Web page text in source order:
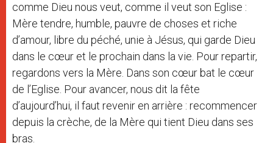
comme Dieu nous veut, comme il veut son Eglise :
Mère tendre, humble, pauvre de choses et riche
d’amour, libre du péché, unie à Jésus, qui garde Dieu
dans le cœur et le prochain dans la vie. Pour repartir,
regardons vers la Mère. Dans son cœur bat le cœur
de l’Eglise. Pour avancer, nous dit la fête
d’aujourd’hui, il faut revenir en arrière : recommencer
depuis la crèche, de la Mère qui tient Dieu dans ses
bras.